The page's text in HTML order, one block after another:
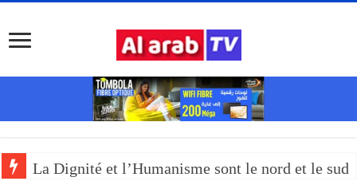
La Dignité et l’Humanisme sont le nord et le